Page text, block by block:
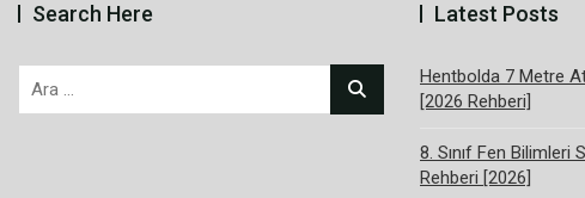
Search Here
Arama:
Latest Posts
Hentbolda 7 Metre
[2026 Rehberi]
8. Sınıf Fen Bilimleri
Rehberi [2026]